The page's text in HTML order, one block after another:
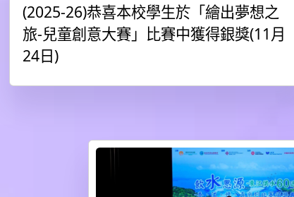
(2025-26)恭喜本校學生於「繪出夢想之
旅-兒童創意大賽」比賽中獲得銀獎(11月
24日)